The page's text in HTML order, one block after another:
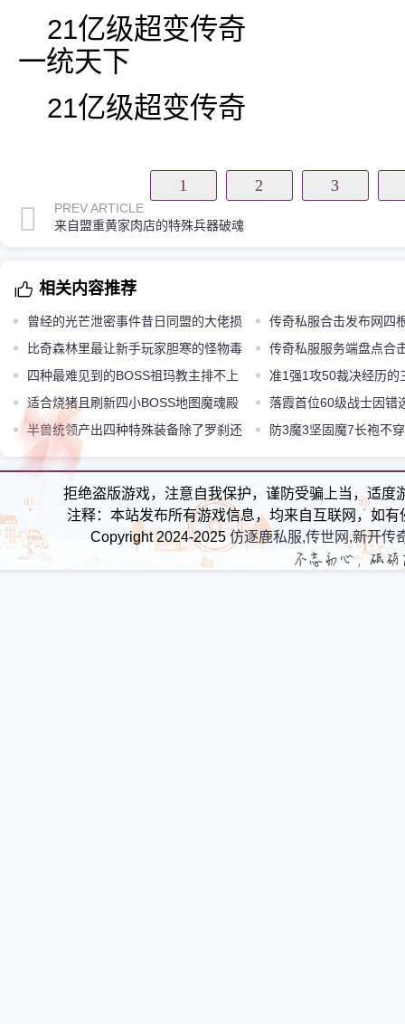
21亿级超变传奇
一统天下
21亿级超变传奇
1 2 3
PREV ARTICLE
来自盟重黄家肉店的特殊兵器破魂
相关内容推荐
曾经的光芒泄密事件昔日同盟的大佬损
失惨重
传奇私服合击发布网四
老玩家表示都不是打怪掉
比奇森林里最让新手玩家胆寒的怪物毒
蜘蛛
传奇私服服务端盘点合
痹戒指最搭的三种神兵没
四种最难见到的BOSS祖玛教主排不上
第一
准1强1攻50裁决经历的
是历久弥新
适合烧猪且刷新四小BOSS地图魔魂殿
落霞首位60级战士因错
退游
半兽统领产出四种特殊装备除了罗刹还
有哪些
防3魔3坚固魔7长袍不
拒绝盗版游戏，注意自我保护，谨防受骗上当，适
注释：本站发布所有游戏信息，均来自互联网，如
Copyright 2024-2025仿逐鹿私服,传世网,新开传